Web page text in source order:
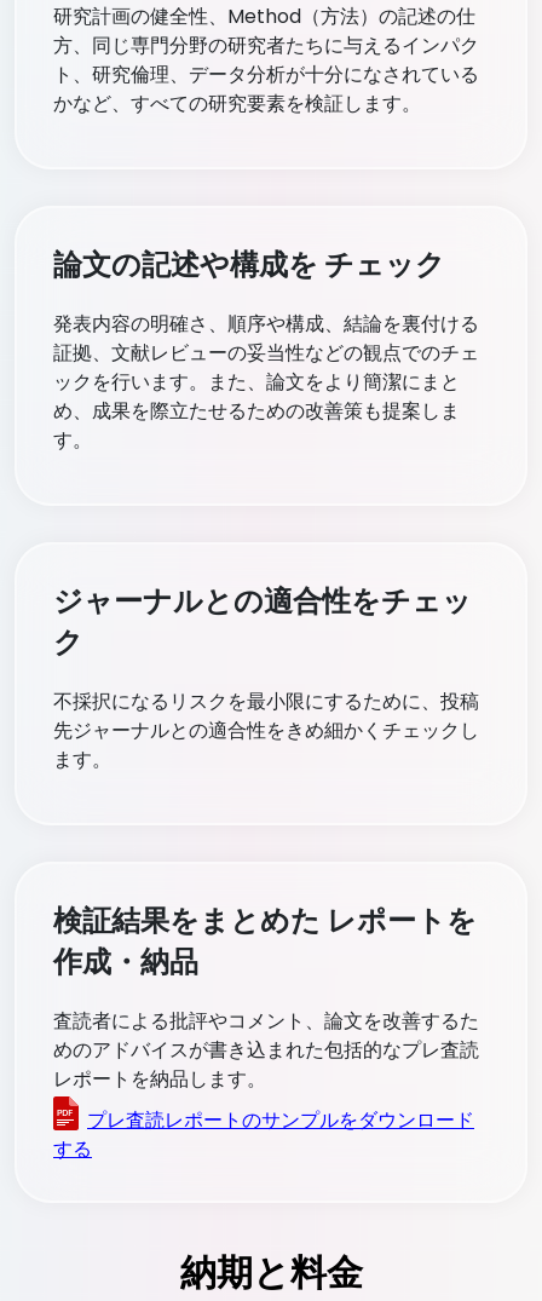
研究計画の健全性、Method（方法）の記述の仕
方、同じ専門分野の研究者たちに与えるインパク
ト、研究倫理、データ分析が十分になされている
かなど、すべての研究要素を検証します。
論文の記述や構成を チェック
発表内容の明確さ、順序や構成、結論を裏付ける
証拠、文献レビューの妥当性などの観点でのチェ
ックを行います。また、論文をより簡潔にまと
め、成果を際立たせるための改善策も提案しま
す。
ジャーナルとの適合性をチェッ
ク
不採択になるリスクを最小限にするために、投稿
先ジャーナルとの適合性をきめ細かくチェックし
ます。
検証結果をまとめた レポートを
作成・納品
査読者による批評やコメント、論文を改善するた
めのアドバイスが書き込まれた包括的なプレ査読
レポートを納品します。
プレ査読レポートのサンプルをダウンロード
する
納期と料金